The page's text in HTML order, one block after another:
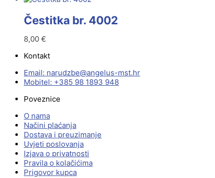
Čestitka br. 4002
8,00 €
Kontakt
Email:
rh.tsm-sulegna
@ebzduran
Mobitel: +385 98 1893 948
Poveznice
O nama
Načini plaćanja
Dostava i preuzimanje
Uvjeti poslovanja
Izjava o privatnosti
Pravila o kolačićima
Prigovor kupca